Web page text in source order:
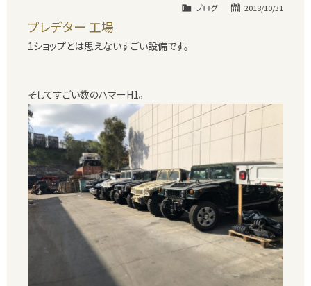
2018/10/31
ブログ
プレデター 工場
1ショップとは思えないすごい設備です。
そしてすごい数のハマーH1。